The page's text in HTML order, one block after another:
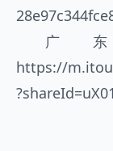
广
https://